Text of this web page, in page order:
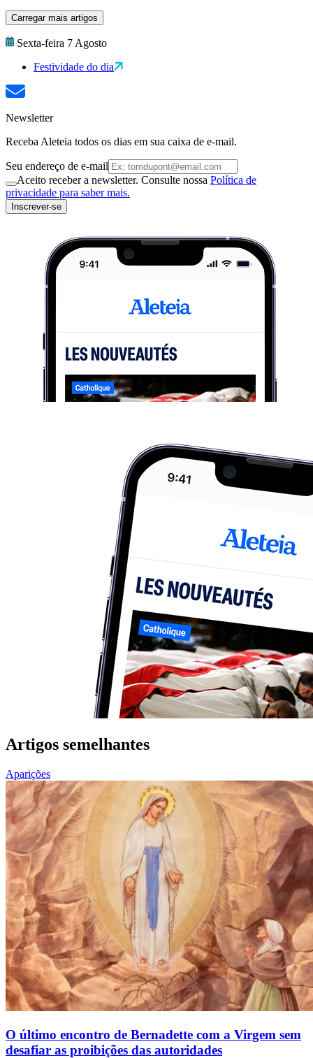
Carregar mais artigos
Sexta-feira 7 Agosto
Festividade do dia
Newsletter
Receba Aleteia todos os dias em sua caixa de e-mail.
Seu endereço de e-mail
Aceito receber a newsletter. Consulte nossa Política de
privacidade para saber mais.
Inscrever-se
Artigos semelhantes
Aparições
O último encontro de Bernadette com a Virgem sem
desafiar as proibições das autoridades